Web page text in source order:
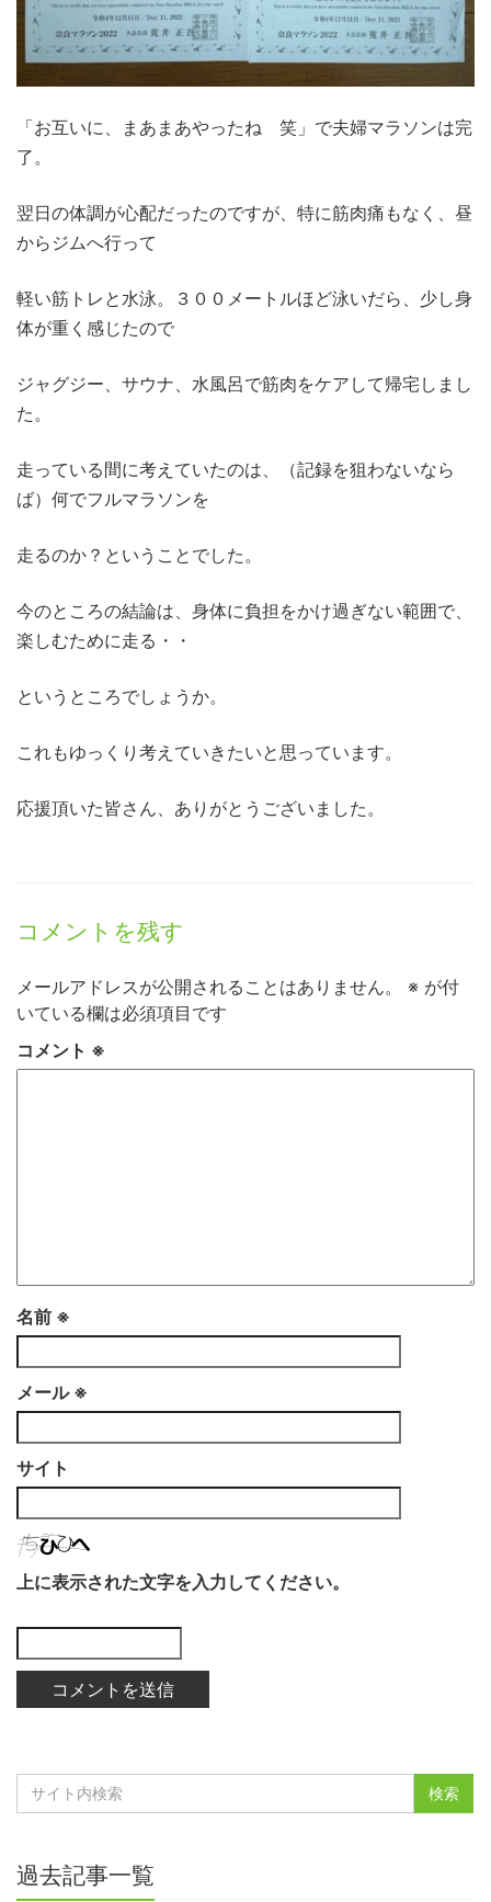
「お互いに、まあまあやったね 笑」で夫婦マラソンは完
了。
翌日の体調が心配だったのですが、特に筋肉痛もなく、昼
からジムへ行って
軽い筋トレと水泳。３００メートルほど泳いだら、少し身
体が重く感じたので
ジャグジー、サウナ、水風呂で筋肉をケアして帰宅しまし
た。
走っている間に考えていたのは、（記録を狙わないなら
ば）何でフルマラソンを
走るのか？ということでした。
今のところの結論は、身体に負担をかけ過ぎない範囲で、
楽しむために走る・・
というところでしょうか。
これもゆっくり考えていきたいと思っています。
応援頂いた皆さん、ありがとうございました。
コメントを残す
メールアドレスが公開されることはありません。 ※ が付
いている欄は必須項目です
コメント ※
名前 ※
メール ※
サイト
上に表示された文字を入力してください。
過去記事一覧